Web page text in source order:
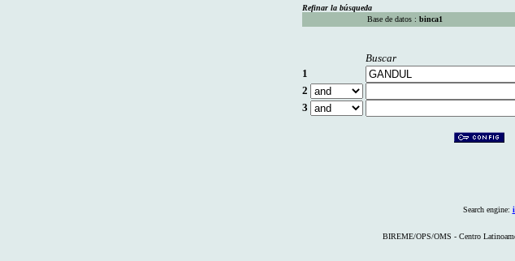
Refinar la búsqueda
Base de datos : binca1
Buscar
1
2
3
Search engine:
BIREME/OPS/OMS - Centro